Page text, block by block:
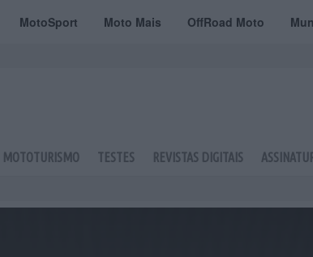
MotoSport Moto Mais OffRoad Moto
MOTOTURISMO TESTES REVISTAS DIGITAIS